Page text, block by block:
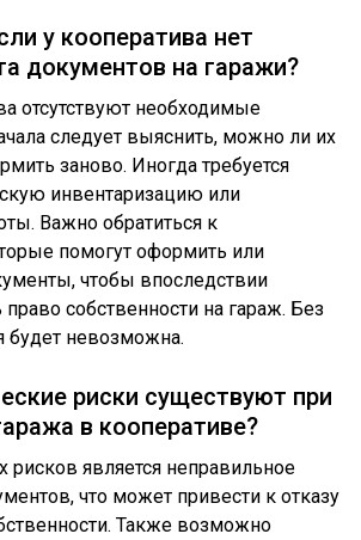
у кооператива нет
документов на гаражи?
отсутствуют необходимые
следует выяснить, можно ли их
заново. Иногда требуется
инвентаризацию или
Важно обратиться к
помогут оформить или
чтобы впоследствии
право собственности на гараж. Без
будет невозможна.
риски существуют при
в кооперативе?
является неправильное
что может привести к отказу
Также возможно